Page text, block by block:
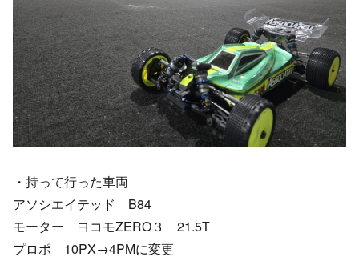
・持って行った車両
アソシエイテッド B84
モーター ヨコモZERO３ 21.5T
プロポ 10PX→4PMに変更